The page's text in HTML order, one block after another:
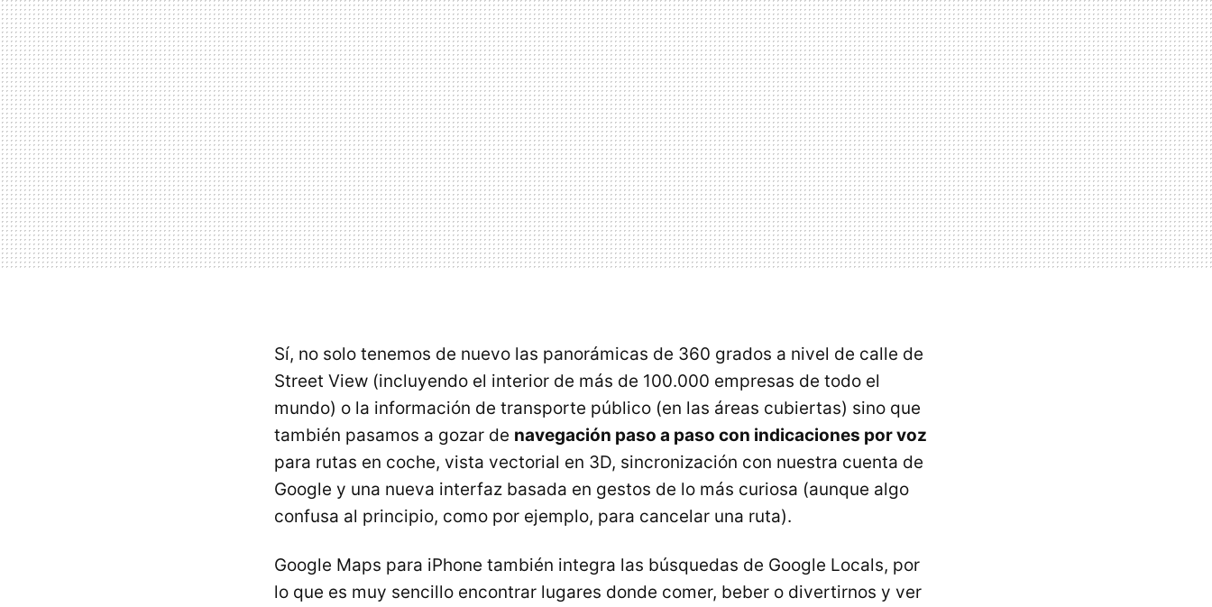
Sí, no solo tenemos de nuevo las panorámicas de 360 grados a nivel de calle de
Street View (incluyendo el interior de más de 100.000 empresas de todo el
mundo) o la información de transporte público (en las áreas cubiertas) sino que
también pasamos a gozar de navegación paso a paso con indicaciones por voz
para rutas en coche, vista vectorial en 3D, sincronización con nuestra cuenta de
Google y una nueva interfaz basada en gestos de lo más curiosa (aunque algo
confusa al principio, como por ejemplo, para cancelar una ruta).
Google Maps para iPhone también integra las búsquedas de Google Locals, por
lo que es muy sencillo encontrar lugares donde comer, beber o divertirnos y ver